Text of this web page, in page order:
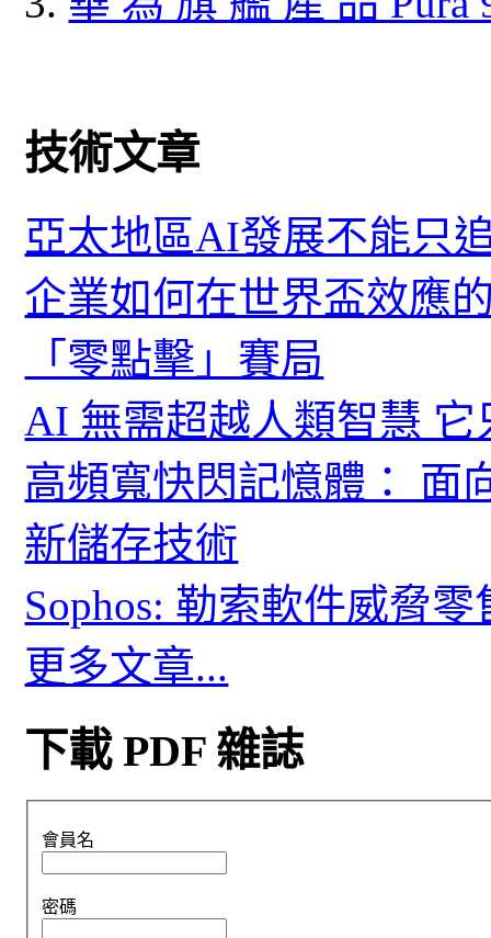
技術文章
亞太地區AI發展不能只
企業如何在世界盃效應
「零點擊」賽局
AI 無需超越人類智慧
高頻寬快閃記憶體： 面
新儲存技術
Sophos: 勒索軟件威脅
更多文章...
下載 PDF 雜誌
會員名
密碼